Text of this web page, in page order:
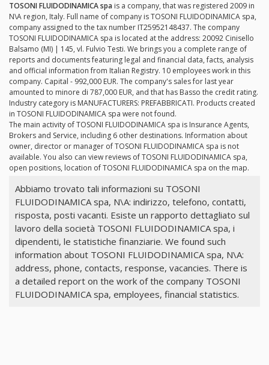
TOSONI FLUIDODINAMICA spa is a company, that was registered 2009 in
N\A region, Italy. Full name of company is TOSONI FLUIDODINAMICA spa,
company assigned to the tax number IT25952148437. The company
TOSONI FLUIDODINAMICA spa is located at the address: 20092 Cinisello
Balsamo (MI) | 145, vl. Fulvio Testi. We brings you a complete range of
reports and documents featuring legal and financial data, facts, analysis
and official information from Italian Registry. 10 employees work in this
company. Capital - 992,000 EUR. The company's sales for last year
amounted to minore di 787,000 EUR, and that has Basso the credit rating.
Industry category is MANUFACTURERS: PREFABBRICATI. Products created
in TOSONI FLUIDODINAMICA spa were not found.
The main activity of TOSONI FLUIDODINAMICA spa is Insurance Agents,
Brokers and Service, including 6 other destinations. Information about
owner, director or manager of TOSONI FLUIDODINAMICA spa is not
available. You also can view reviews of TOSONI FLUIDODINAMICA spa,
open positions, location of TOSONI FLUIDODINAMICA spa on the map.
Abbiamo trovato tali informazioni su TOSONI
FLUIDODINAMICA spa, N\A: indirizzo, telefono, contatti,
risposta, posti vacanti. Esiste un rapporto dettagliato sul
lavoro della società TOSONI FLUIDODINAMICA spa, i
dipendenti, le statistiche finanziarie. We found such
information about TOSONI FLUIDODINAMICA spa, N\A:
address, phone, contacts, response, vacancies. There is
a detailed report on the work of the company TOSONI
FLUIDODINAMICA spa, employees, financial statistics.